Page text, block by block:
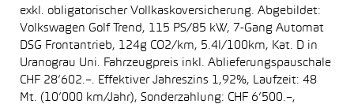
exkl. obligatorischer Vollkaskoversicherung. Abgebildet:
Volkswagen Golf Trend, 115 PS/85 kW, 7-Gang Automat
DSG Frontantrieb, 124g CO2/km, 5.4l/100km, Kat. D in
Uranograu Uni. Fahrzeugpreis inkl. Ablieferungspauschale
CHF 28’602.–. Effektiver Jahreszins 1,92%, Laufzeit: 48
Mt. (10’000 km/Jahr), Sonderzahlung: CHF 6’500.–,